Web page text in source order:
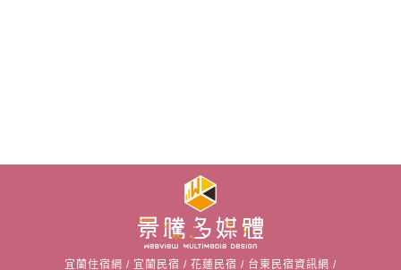
宜蘭住宿網 / 宜蘭民宿 / 花蓮民宿 / 台東民宿資訊網 /